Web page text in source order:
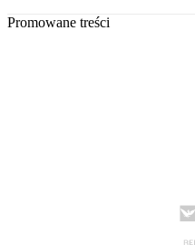
Promowane treści